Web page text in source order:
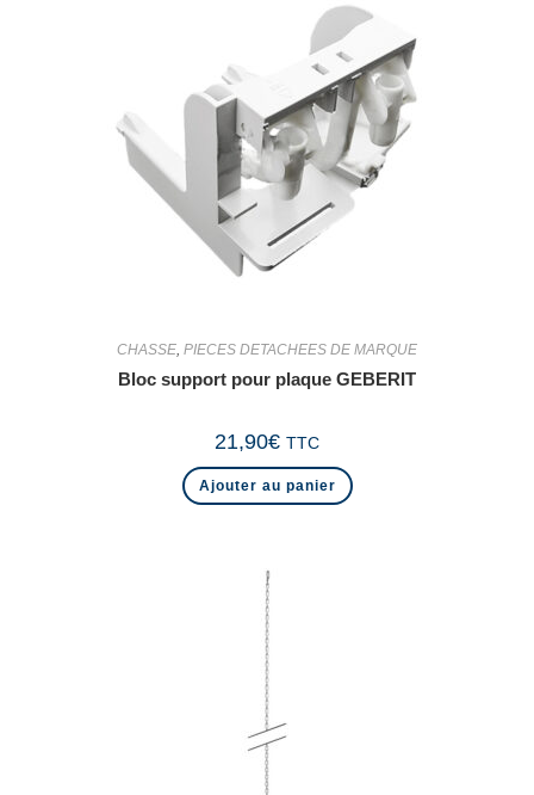
CHASSE, PIECES DETACHEES DE MARQUE
Bloc support pour plaque GEBERIT
21,90€ TTC
Ajouter au panier